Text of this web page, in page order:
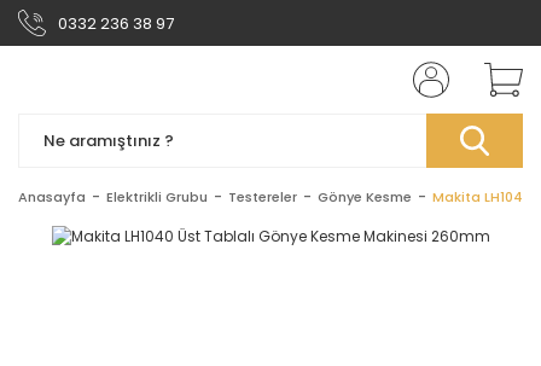
0332 236 38 97
Anasayfa Elektrikli Grubu Testereler Gönye Kesme Makita LH1040